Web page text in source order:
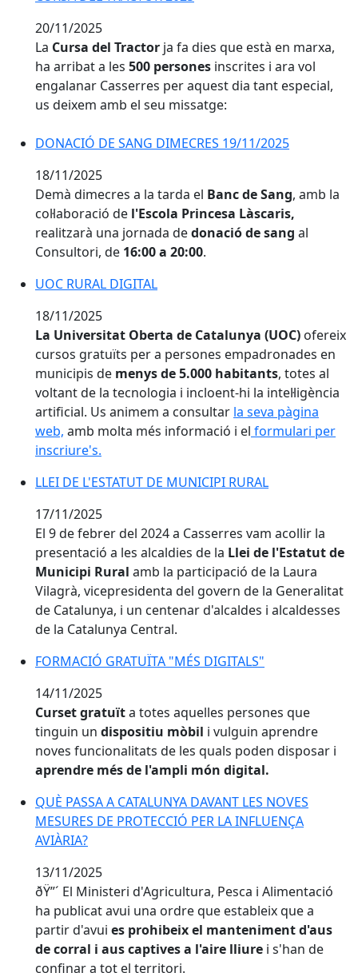
20/11/2025
La Cursa del Tractor ja fa dies que està en marxa,
ha arribat a les 500 persones inscrites i ara vol
engalanar Casserres per aquest dia tant especial,
us deixem amb el seu missatge:
DONACIÓ DE SANG DIMECRES 19/11/2025
DONACIÓ DE SANG DIMECRES 19/11/2025
18/11/2025
Demà dimecres a la tarda el Banc de Sang, amb la
col·laboració de l'Escola Princesa Làscaris,
realitzarà una jornada dedonació de sang al
Consultori, de 16:00 a 20:00.
UOC RURAL DIGITAL
UOC RURAL DIGITAL
18/11/2025
La Universitat Oberta de Catalunya (UOC) ofereix
cursos gratuïts per a persones empadronades en
municipis de menys de 5.000 habitants, totes al
voltant de la tecnologia i incloent-hi la intel·ligència
artificial. Us animem a consultar la seva pàgina
web, amb molta més informació i el formulari per
inscriure's.
LLEI DE L'ESTATUT DE MUNICIPI RURAL
17/11/2025
El 9 de febrer del 2024 a Casserres vam acollir la
presentació a les alcaldies de la Llei de l'Estatut de
Municipi Rural amb la participació de la Laura
Vilagrà, vicepresidenta del govern de la Generalitat
de Catalunya, i un centenar d'alcaldes i alcaldesses
de la Catalunya Central.
FORMACIÓ GRATUÏTA "MÉS DIGITALS"
FORMACIÓ GRATUÏTA "MÉS DIGITALS"
14/11/2025
Curset gratuïta totes aquelles persones que
tinguin un dispositiu mòbil i vulguin aprendre
noves funcionalitats de les quals poden disposar i
aprendre més de l'ampli món digital.
QUÈ PASSA A CATALUNYA DAVANT LES NOVES
QUÈ PASSA A CATALUNYA DAVANT LES NOVES
MESURES DE PROTECCIÓ PER LA INFLUENÇA
AVIÀRIA?
13/11/2025
ðŸ”´ El Ministeri d'Agricultura, Pesca i Alimentació
ha publicat avui una ordre que estableix que a
partir d'avui es prohibeix el manteniment d'aus
de corral i aus captives a l'aire lliure i s'han de
confinar a tot el territori.